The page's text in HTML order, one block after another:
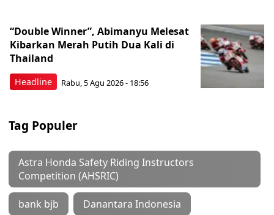
Headline
“Double Winner”, Abimanyu Melesat
Kibarkan Merah Putih Dua Kali di
Thailand
Rabu, 5 Agu 2026 - 18:56
Tag Populer
Astra Honda Safety Riding Instructors
Competition (AHSRIC)
bank bjb Danantara Indonesia